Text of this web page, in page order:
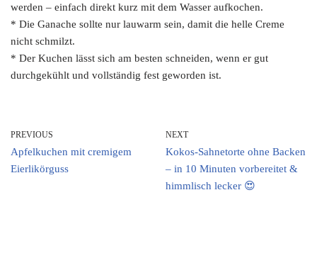
werden – einfach direkt kurz mit dem Wasser aufkochen.
* Die Ganache sollte nur lauwarm sein, damit die helle Creme
nicht schmilzt.
* Der Kuchen lässt sich am besten schneiden, wenn er gut
durchgekühlt und vollständig fest geworden ist.
PREVIOUS
Apfelkuchen mit cremigem
Eierlikörguss
NEXT
Kokos-Sahnetorte ohne Backen
– in 10 Minuten vorbereitet &
himmlisch lecker 😍